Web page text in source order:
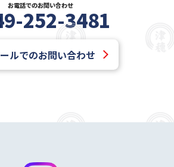
お電話でのお問い合わせ
252-3481
ルでのお問い合わせ